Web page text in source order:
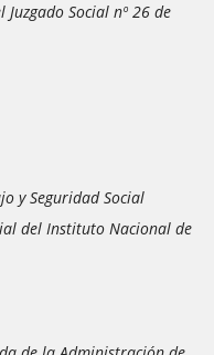
Juzgado Social nº 26 de
y Seguridad Social
del Instituto Nacional de